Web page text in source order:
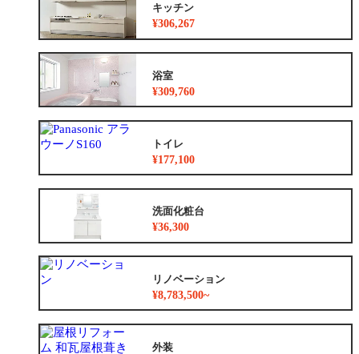
キッチン
¥306,267
浴室
¥309,760
トイレ
¥177,100
洗面化粧台
¥36,300
リノベーション
¥8,783,500~
外装